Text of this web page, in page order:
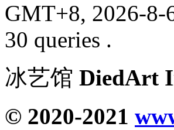
GMT+8, 2026-8-
30 queries .
冰艺馆 DiedArt
© 2020-2021